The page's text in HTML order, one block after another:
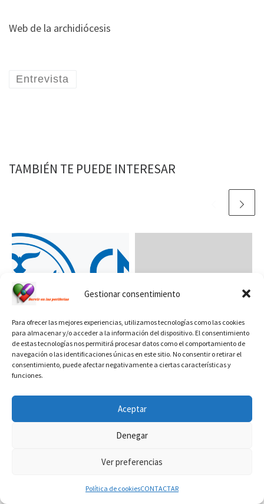
Gestionar consentimiento
Para ofrecer las mejores experiencias, utilizamos tecnologías como las cookies
para almacenar y/o acceder a la información del dispositivo. El consentimiento
de estas tecnologías nos permitirá procesar datos como el comportamiento de
navegación o las identificaciones únicas en este sitio. No consentir o retirar el
consentimiento, puede afectar negativamente a ciertas características y
funciones.
Aceptar
Denegar
Ver preferencias
Política de cookiesCONTACTAR
Web de la archidiócesis
Entrevista
TAMBIÉN TE PUEDE INTERESAR
Publicada 27/10/2021
NOTA DE
Publicada 12/12/2020
diácono